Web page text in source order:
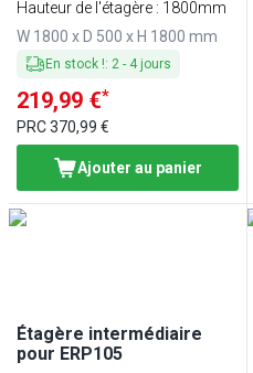
Hauteur de l'étagère : 1800mm
W 1800 x D 500 x H 1800 mm
En stock !: 2- 4 jours
219,99 €*
PRC370,99 €
Ajouter au panier
Étagère intermédiaire
pour ERP105